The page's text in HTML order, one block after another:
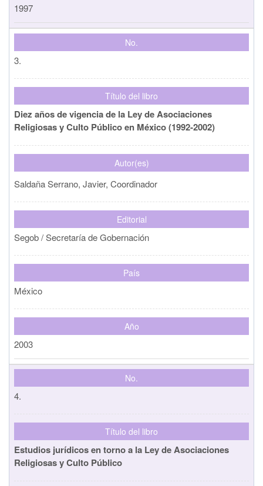
1997
No.
3.
Título del libro
Diez años de vigencia de la Ley de Asociaciones
Religiosas y Culto Público en México (1992-2002)
Autor(es)
Saldaña Serrano, Javier, Coordinador
Editorial
Segob / Secretaría de Gobernación
País
México
Año
2003
No.
4.
Título del libro
Estudios jurídicos en torno a la Ley de Asociaciones
Religiosas y Culto Público